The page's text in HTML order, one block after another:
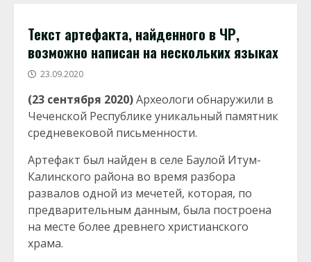
Текст артефакта, найденного в ЧР,
возможно написан на нескольких языках
23.09.2020
(23 сентября 2020)Археологи обнаружили в
Чеченской Республике уникальный памятник
средневековой письменности.
Артефакт был найден в селе Баулой Итум-
Калинского района во время разбора
развалов одной из мечетей, которая, по
предварительным данным, была построена
на месте более древнего христианского
храма.